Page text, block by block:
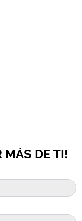
MÁS DE TI!